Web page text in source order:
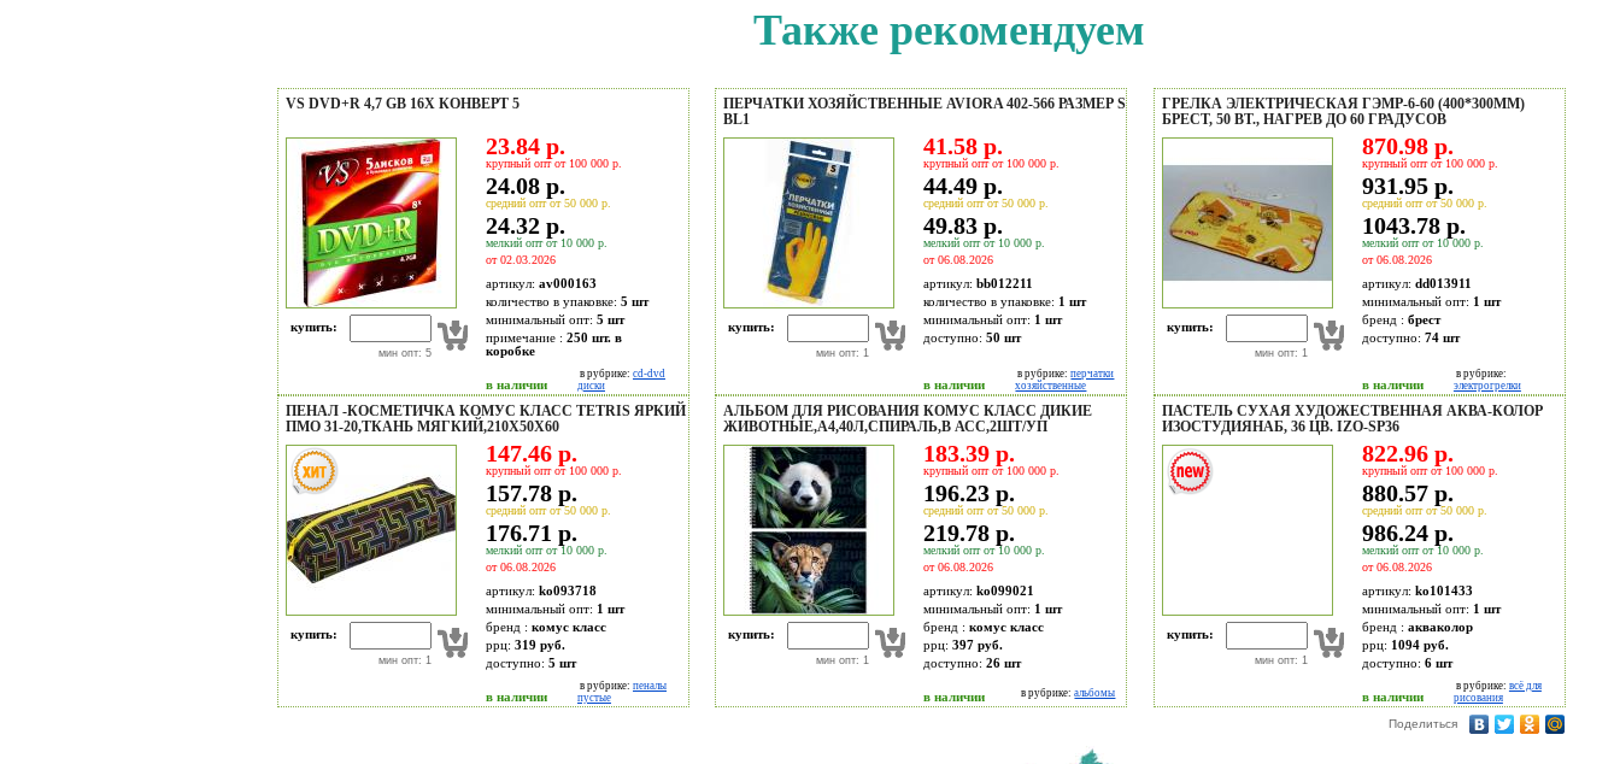
Также рекомендуем
VS DVD+R 4,7 GB 16X КОНВЕРТ 5
купить:
мин опт: 5
23.84 р.
крупный опт от 100 000 р.
24.08 р.
средний опт от 50 000 р.
24.32 р.
мелкий опт от 10 000 р.
от 02.03.2026
артикул: av000163
количество в упаковке: 5 шт
минимальный опт: 5 шт
примечание : 250 шт. в
коробке
в наличии
в рубрике: cd-dvd
диски
ПЕРЧАТКИ ХОЗЯЙСТВЕННЫЕ AVIORA 402-566 РАЗМЕР S
BL1
купить:
мин опт: 1
41.58 р.
крупный опт от 100 000 р.
44.49 р.
средний опт от 50 000 р.
49.83 р.
мелкий опт от 10 000 р.
от 06.08.2026
артикул:bb012211
количество в упаковке: 1 шт
минимальный опт: 1 шт
доступно:50 шт
в наличии
в рубрике:перчатки
хозяйственные
ГРЕЛКА ЭЛЕКТРИЧЕСКАЯ ГЭМР-6-60 (400*300ММ)
БРЕСТ, 50 ВТ., НАГРЕВ ДО 60 ГРАДУСОВ
купить:
мин опт: 1
870.98 р.
крупный опт от 100 000 р.
931.95 р.
средний опт от 50 000 р.
1043.78 р.
мелкий опт от 10 000 р.
от 06.08.2026
артикул: dd013911
минимальный опт: 1 шт
бренд : брест
доступно: 74 шт
в наличии
в рубрике:
электрогрелки
ПЕНАЛ -КОСМЕТИЧКА КОМУС КЛАСС TETRIS ЯРКИЙ
ПМО 31-20,ТКАНЬ МЯГКИЙ,210Х50Х60
купить:
мин опт: 1
147.46 р.
крупный опт от 100 000 р.
157.78 р.
средний опт от 50 000 р.
176.71 р.
мелкий опт от 10 000 р.
от 06.08.2026
артикул: ko093718
минимальный опт: 1 шт
бренд : комус класс
ррц: 319 руб.
доступно: 5 шт
в наличии
в рубрике: пеналы
пустые
АЛЬБОМ ДЛЯ РИСОВАНИЯ КОМУС КЛАСС ДИКИЕ
ЖИВОТНЫЕ,А4,40Л,СПИРАЛЬ,В АСС,2ШТ/УП
купить:
мин опт: 1
183.39 р.
крупный опт от 100 000 р.
196.23 р.
средний опт от 50 000 р.
219.78 р.
мелкий опт от 10 000 р.
от 06.08.2026
артикул:ko099021
минимальный опт: 1 шт
бренд :комус класс
ррц:397 руб.
доступно:26 шт
в наличии в рубрике:альбомы
ПАСТЕЛЬ СУХАЯ ХУДОЖЕСТВЕННАЯ АКВА-КОЛОР
ИЗОСТУДИЯНАБ, 36 ЦВ. IZO-SP36
купить:
мин опт: 1
822.96 р.
крупный опт от 100 000 р.
880.57 р.
средний опт от 50 000 р.
986.24 р.
мелкий опт от 10 000 р.
от 06.08.2026
артикул: ko101433
минимальный опт: 1 шт
бренд : акваколор
ррц: 1094 руб.
доступно: 6 шт
в наличии
в рубрике: всё для
рисования
Поделиться